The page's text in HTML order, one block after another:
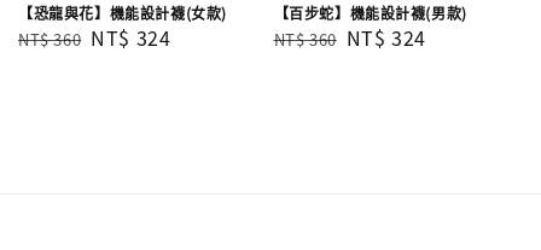
【恐龍與花】機能設計襪(女款)
Regular
NT$ 360 Sale
NT$ 324
【百步蛇】機能設計襪(男款)
Regular
NT$ 360 Sale
NT$ 324